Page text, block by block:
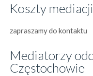
Koszty
zapraszamy do kontaktu
Mediatorzy
Częstochowie